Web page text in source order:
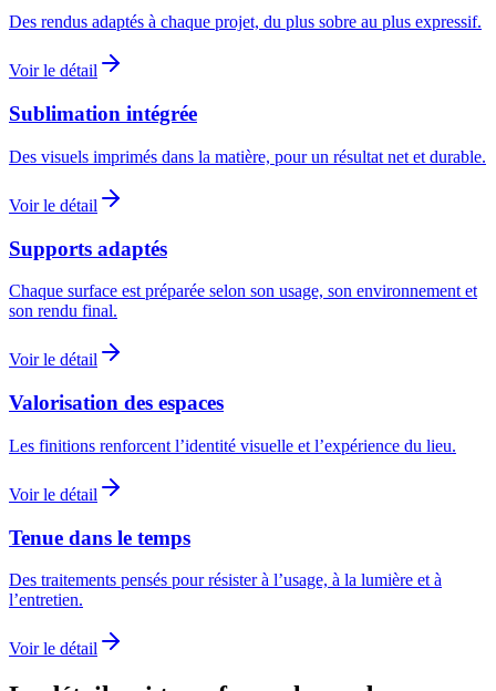
Des rendus adaptés à chaque projet, du plus sobre au plus expressif.
Voir le détail
Sublimation intégrée
Des visuels imprimés dans la matière, pour un résultat net et durable.
Voir le détail
Supports adaptés
Chaque surface est préparée selon son usage, son environnement et
son rendu final.
Voir le détail
Valorisation des espaces
Les finitions renforcent l’identité visuelle et l’expérience du lieu.
Voir le détail
Tenue dans le temps
Des traitements pensés pour résister à l’usage, à la lumière et à
l’entretien.
Voir le détail